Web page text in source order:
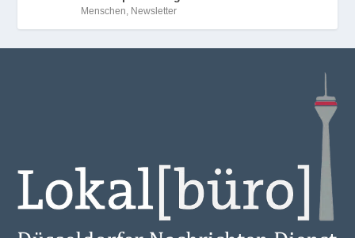
Menschen, Newsletter